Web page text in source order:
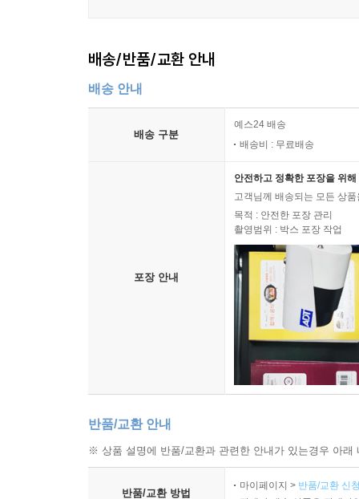
배송/반품/교환 안내
배송 안내
배송 구분
예스24 배송
배송비 : 무료배송
포장 안내
안전하고 정확한 포장을 위
고객님께 배송되는 모든 상
목적 : 안전한 포장 관리
촬영범위 : 박스 포장 작업
반품/교환 안내
※ 상품 설명에 반품/교환과 관련한 안내가 있는경우 아
반품/교환 방법
마이페이지 > 반품/교환 신